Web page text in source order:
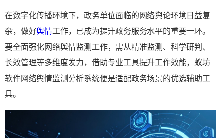
在数字化传播环境下，政务单位面临的网络舆论环境日益复
杂，做好舆情工作，已成为提升政务服务水平的重要一环。
要全面强化网络舆情监测工作，需从精准监测、科学研判、
长效管理等多维度发力，借助专业工具提升工作效能，蚁坊
软件网络舆情监测分析系统便是适配政务场景的优选辅助工
具。